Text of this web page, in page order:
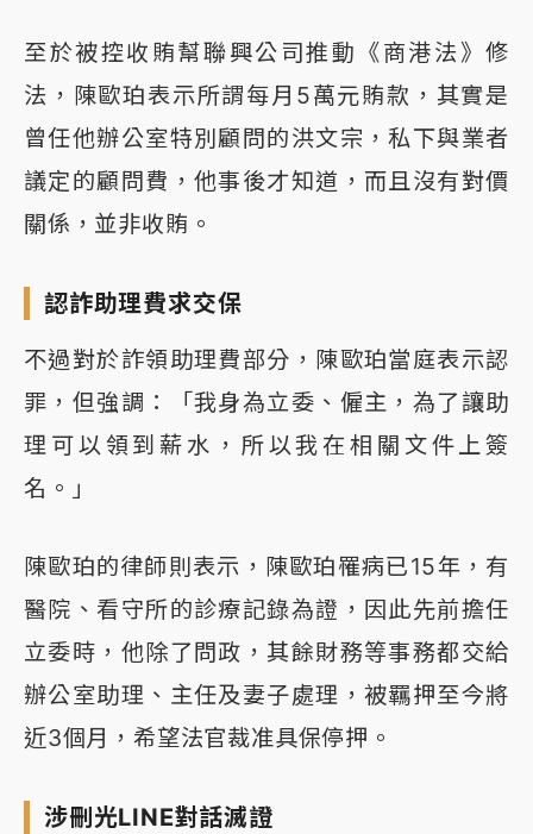
至於被控收賄幫聯興公司推動《商港法》修
法，陳歐珀表示所謂每月5萬元賄款，其實是
曾任他辦公室特別顧問的洪文宗，私下與業者
議定的顧問費，他事後才知道，而且沒有對價
關係，並非收賄。
認詐助理費求交保
不過對於詐領助理費部分，陳歐珀當庭表示認
罪，但強調：「我身為立委、僱主，為了讓助
理可以領到薪水，所以我在相關文件上簽
名。」
陳歐珀的律師則表示，陳歐珀罹病已15年，有
醫院、看守所的診療記錄為證，因此先前擔任
立委時，他除了問政，其餘財務等事務都交給
辦公室助理、主任及妻子處理，被羈押至今將
近3個月，希望法官裁准具保停押。
涉刪光LINE對話滅證